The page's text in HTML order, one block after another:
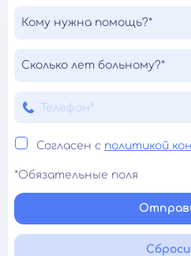
Кому нужна помощь?*
Сколько лет больному?*
Согласен с политикой
*Обязательные поля